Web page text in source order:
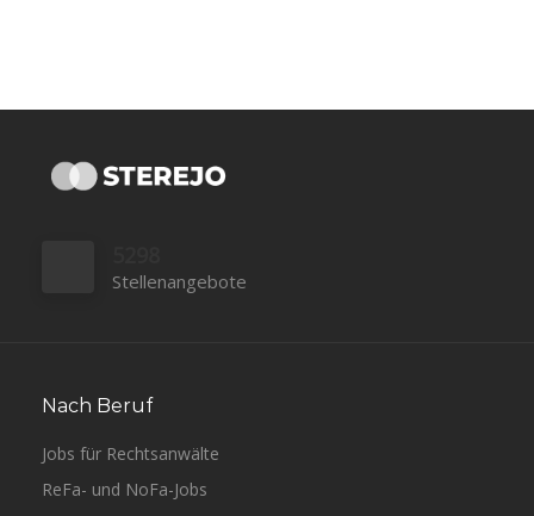
Stellenangebote
Nach Beruf
Jobs für Rechtsanwälte
ReFa- und NoFa-Jobs